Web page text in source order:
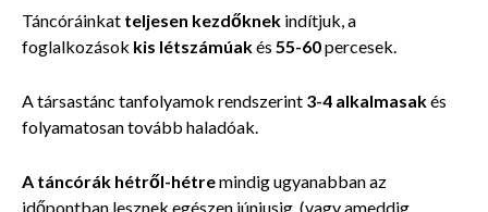
Táncóráinkat teljesen kezdőknek indítjuk, a
foglalkozások kis létszámúakés 55-60percesek.
A társastánc tanfolyamok rendszerint 3-4 alkalmasakés
folyamatosantovább haladóak.
A táncórák hétről-hétremindig ugyanabbanaz
időpontban lesznek egészen júniusig. (vagy ameddig